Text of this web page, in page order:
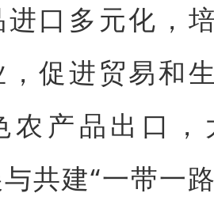
口多元化，
促进贸易和
农产品出口
共建“一带一